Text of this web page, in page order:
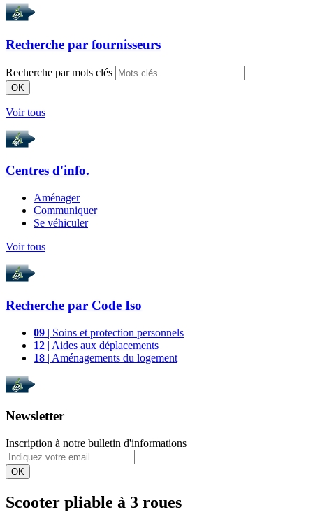
Recherche par fournisseurs
Recherche par mots clés
OK
Voir tous
Centres d'info.
Aménager
Communiquer
Se véhiculer
Voir tous
Recherche par Code Iso
09 | Soins et protection personnels
12 | Aides aux déplacements
18 | Aménagements du logement
Newsletter
Inscription à notre bulletin d'informations
OK
Scooter pliable à 3 roues